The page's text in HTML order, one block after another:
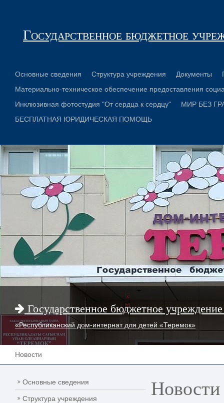
Государственное бюджетное
Основные сведения Структура учреждения Документы
Материально-техническое обеспечение предоставления
Инклюзивная фотостудия "От сердца к сердцу"
МИР БЕЗ
БЕСПЛАТНАЯ ЮРИДИЧЕСКАЯ ПОМОЩЬ
Государственное бюджетное
«Республиканский дом-интернат для детей «Теремок»
Новости
Основные сведения
Структура учреждения Новости